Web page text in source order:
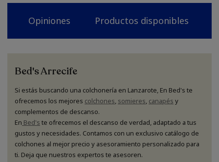
Opiniones Productos disponibles
Bed's Arrecife
Si estás buscando una colchonería en Lanzarote, En Bed's te
ofrecemos los mejores colchones, somieres, canapés y
complementos de descanso.
En Bed's te ofrecemos el descanso de verdad, adaptado a tus
gustos y necesidades. Contamos con un exclusivo catálogo de
colchones al mejor precio y asesoramiento personalizado para
ti. Deja que nuestros expertos te asesoren.